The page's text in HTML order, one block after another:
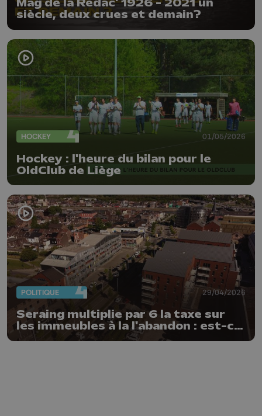
Mag de la Rédac' 1926 - 2021 un
siècle, deux crues et demain?
HOCKEY 01/05/2026
Hockey : l'heure du bilan pour le
OldClub de Liège
POLITIQUE 29/04/2026
Seraing multiplie par 6 la taxe sur
les immeubles à la l'abandon : est-ce
un succès ?